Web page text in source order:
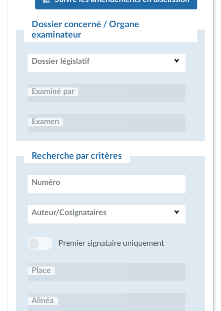
Dossier concerné / Organe
examinateur
Dossier législatif
Examiné par
Examen
Recherche par critères
Numéro
Auteur/Cosignataires
Premier signataire uniquement
Place
Alinéa